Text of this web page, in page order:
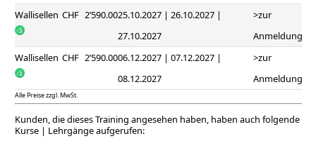
Wallisellen CHF 2’590.0025.10.2027 | 26.10.2027 |
27.10.2027
>zur
Anmeldung
Wallisellen CHF 2’590.0006.12.2027 | 07.12.2027 |
08.12.2027
>zur
Anmeldung
Alle Preise zzgl. MwSt.
Kunden, die dieses Training angesehen haben, haben auch folgende
Kurse | Lehrgänge aufgerufen: